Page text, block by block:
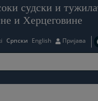
судски и
и Херцеговине
Српски English Пријава